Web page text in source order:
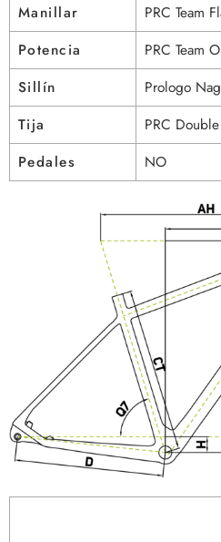
Manillar
PRC Team
Potencia
PRC Team
Sillín
Prologo
Tija
PRC
Pedales
NO